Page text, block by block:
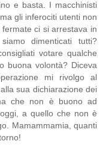
e basta. I macchinisti
gli inferociti utenti non
ci si arrestava in
dimenticati tutti?
votare qualche
buona volontà? Diceva
mi rivolgo al
sua dichiarazione dei
che non è buono ad
a quello che non è
Mamammamia, quanti